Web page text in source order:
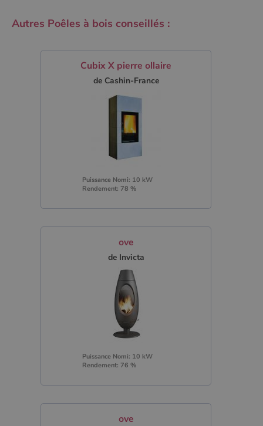
Autres Poêles à bois conseillés :
Cubix X pierre ollaire
de Cashin-France
Puissance Nomi: 10 kW
Rendement: 78 %
ove
de Invicta
Puissance Nomi: 10 kW
Rendement: 76 %
ove